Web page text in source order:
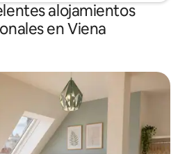
alojamientos
en Viena